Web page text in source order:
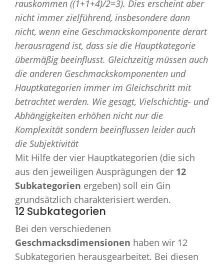
rauskommen ((1+1+4)/2=3). Dies erscheint aber
nicht immer zielführend, insbesondere dann
nicht, wenn eine Geschmackskomponente derart
herausragend ist, dass sie die Hauptkategorie
übermäßig beeinflusst. Gleichzeitig müssen auch
die anderen Geschmackskomponenten und
Hauptkategorien immer im Gleichschritt mit
betrachtet werden. Wie gesagt, Vielschichtig- und
Abhängigkeiten erhöhen nicht nur die
Komplexität sondern beeinflussen leider auch
die Subjektivität
Mit Hilfe der vier Hauptkategorien (die sich
aus den jeweiligen Ausprägungen der 12
Subkategorien ergeben) soll ein Gin
grundsätzlich charakterisiert werden.
12 Subkategorien
Bei den verschiedenen
Geschmacksdimensionen haben wir 12
Subkategorien herausgearbeitet. Bei diesen